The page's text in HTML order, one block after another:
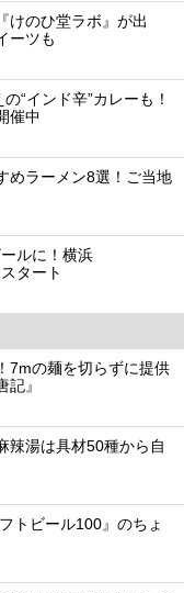
けのひ堂ラボ』が出
ーツも
“インド辛”カレーも！
催中
めラーメン8選！ご当地
ルに！横浜
タート
7mの麺を切らずに提供
』
辣湯は具材50種から自
トビール100』のちょ